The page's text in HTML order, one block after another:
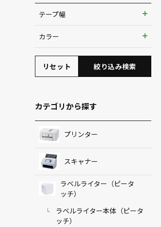
テープ幅
6mm
9mm
カラー
リセット 絞り込み検索
カテゴリから探す
プリンター
スキャナー
ラベルライター（ピータ
ッチ）
ラベルライター本体（ピータ
ッチ）